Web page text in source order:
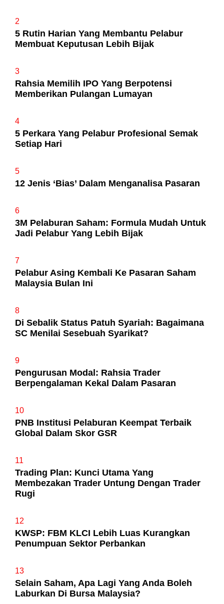
2
5 Rutin Harian Yang Membantu Pelabur
Membuat Keputusan Lebih Bijak
3
Rahsia Memilih IPO Yang Berpotensi
Memberikan Pulangan Lumayan
4
5 Perkara Yang Pelabur Profesional Semak
Setiap Hari
5
12 Jenis ‘Bias’ Dalam Menganalisa Pasaran
6
3M Pelaburan Saham: Formula Mudah Untuk
Jadi Pelabur Yang Lebih Bijak
7
Pelabur Asing Kembali Ke Pasaran Saham
Malaysia Bulan Ini
8
Di Sebalik Status Patuh Syariah: Bagaimana
SC Menilai Sesebuah Syarikat?
9
Pengurusan Modal: Rahsia Trader
Berpengalaman Kekal Dalam Pasaran
10
PNB Institusi Pelaburan Keempat Terbaik
Global Dalam Skor GSR
11
Trading Plan: Kunci Utama Yang
Membezakan Trader Untung Dengan Trader
Rugi
12
KWSP: FBM KLCI Lebih Luas Kurangkan
Penumpuan Sektor Perbankan
13
Selain Saham, Apa Lagi Yang Anda Boleh
Laburkan Di Bursa Malaysia?